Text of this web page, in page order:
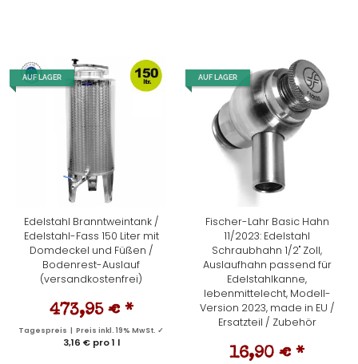
AUF LAGER
Edelstahl Branntweintank /
Edelstahl-Fass 150 Liter mit
Domdeckel und Füßen /
Bodenrest-Auslauf
(versandkostenfrei)
473,95 € *
Tagespreis | Preis inkl. 19% MwSt. ✓
3,16 € pro 1 l
AUF LAGER
Fischer-Lahr Basic Hahn
11/2023: Edelstahl
Schraubhahn 1/2" Zoll,
Auslaufhahn passend für
Edelstahlkanne,
lebenmittelecht, Modell-
Version 2023, made in EU /
Ersatzteil / Zubehör
16,90 € *